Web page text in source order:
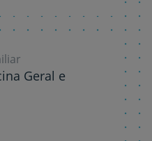
Geral e